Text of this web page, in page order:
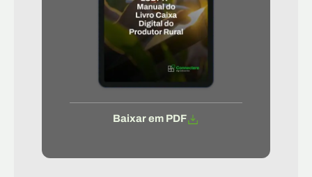
Baixar em PDF